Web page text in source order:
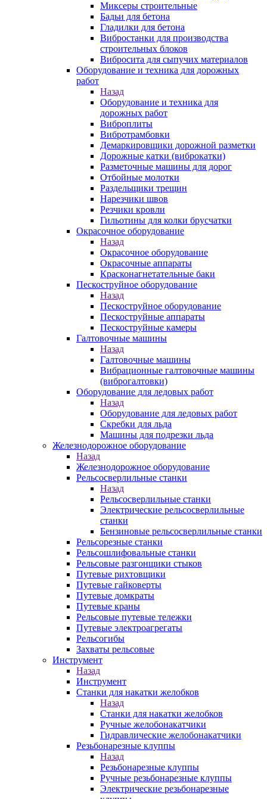
Миксеры строительные
Бадьи для бетона
Гладилки для бетона
Вибростанки для производства
строительных блоков
Вибросита для сыпучих материалов
Оборудование и техника для дорожных
работ
Назад
Оборудование и техника для
дорожных работ
Виброплиты
Вибротрамбовки
Демаркировщики дорожной разметки
Дорожные катки (виброкатки)
Разметочные машины для дорог
Отбойные молотки
Раздельщики трещин
Нарезчики швов
Резчики кровли
Гильотины для колки брусчатки
Окрасочное оборудование
Назад
Окрасочное оборудование
Окрасочные аппараты
Красконагнетательные баки
Пескоструйное оборудование
Назад
Пескоструйное оборудование
Пескоструйные аппараты
Пескоструйные камеры
Галтовочные машины
Назад
Галтовочные машины
Вибрационные галтовочные машины
(виброгалтовки)
Оборудование для ледовых работ
Назад
Оборудование для ледовых работ
Скребки для льда
Машины для подрезки льда
Железнодорожное оборудование
Назад
Железнодорожное оборудование
Рельсосверлильные станки
Назад
Рельсосверлильные станки
Электрические рельсосверлильные
станки
Бензиновые рельсосверлильные станки
Рельсорезные станки
Рельсошлифовальные станки
Рельсовые разгонщики стыков
Путевые рихтовщики
Путевые гайковерты
Путевые домкраты
Путевые краны
Рельсовые путевые тележки
Путевые электроагрегаты
Рельсогибы
Захваты рельсовые
Инструмент
Назад
Инструмент
Станки для накатки желобков
Назад
Станки для накатки желобков
Ручные желобонакатчики
Гидравлические желобонакатчики
Резьбонарезные клуппы
Назад
Резьбонарезные клуппы
Ручные резьбонарезные клуппы
Электрические резьбонарезные